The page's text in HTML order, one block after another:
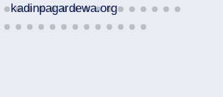
kadinpagardewa.org